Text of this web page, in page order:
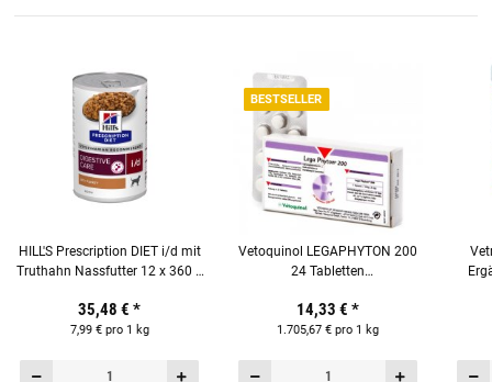
HILL'S Prescription DIET i/d mit
Truthahn Nassfutter 12 x 360 g
35,48 € *
7,99 € pro 1 kg
BESTSELLER
Vetoquinol LEGAPHYTON 200
24 Tabletten
Hunde & Katzen
14,33 € *
1.705,67 € pro 1 kg